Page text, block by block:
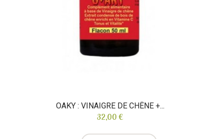
OAKY : VINAIGRE DE CHÊNE +...
32,00 €